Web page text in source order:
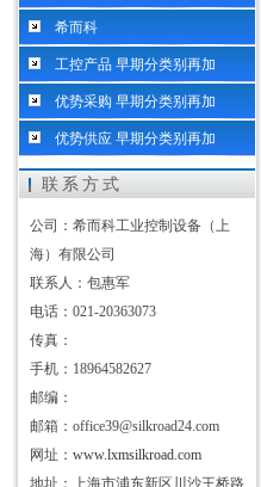
希而科
工控产品 早期分类别再加
优势采购 早期分类别再加
优势供应 早期分类别再加
联系方式
公司：希而科工业控制设备（上
海）有限公司
联系人：包惠军
电话：021-20363073
传真：
手机：18964582627
邮编：
邮箱：office39@silkroad24.com
网址： www.lxmsilkroad.com
地址：上海市浦东新区川沙王桥路